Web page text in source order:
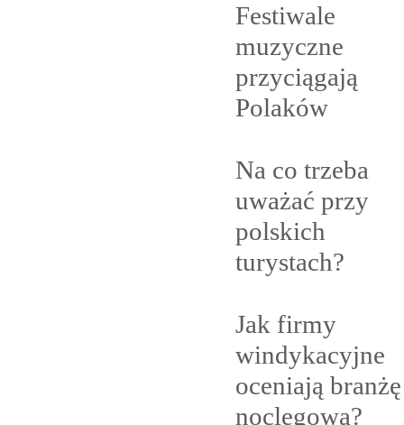
Festiwale
muzyczne
przyciągają
Polaków
Na co trzeba
uważać przy
polskich
turystach?
Jak firmy
windykacyjne
oceniają branżę
noclegową?